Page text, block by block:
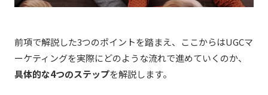
前項で解説した3つのポイントを踏まえ、ここからはUGCマ
ーケティングを実際にどのような流れで進めていくのか、
具体的な4つのステップを解説します。